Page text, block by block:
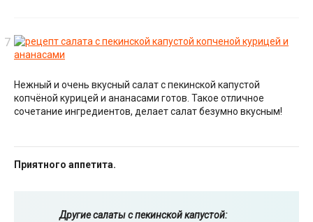
Нежный и очень вкусный салат с пекинской капустой
копчёной курицей и ананасами готов. Такое отличное
сочетание ингредиентов, делает салат безумно вкусным!
Приятного аппетита.
Другие салаты с пекинской капустой: